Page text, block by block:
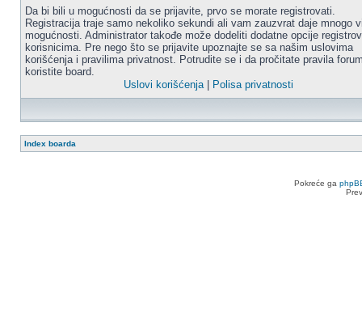
Da bi bili u mogućnosti da se prijavite, prvo se morate registrovati.
Registracija traje samo nekoliko sekundi ali vam zauzvrat daje mnogo
mogućnosti. Administrator takođe može dodeliti dodatne opcije
korisnicima. Pre nego što se prijavite upoznajte se sa našim uslovima
korišćenja i pravilima privatnost. Potrudite se i da pročitate pravila
koristite board.
Uslovi korišćenja| Polisa privatnosti
Index boarda
Pokreće ga